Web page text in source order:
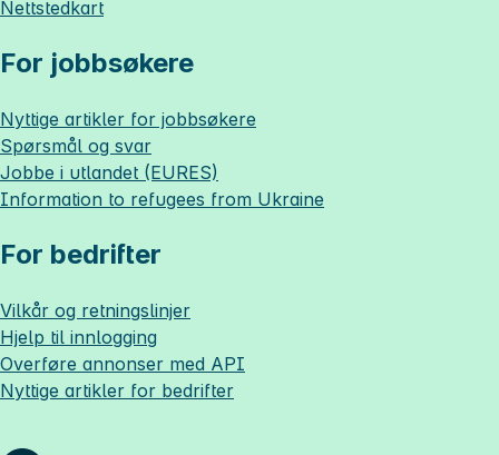
Nettstedkart
For jobbsøkere
Nyttige artikler for jobbsøkere
Spørsmål og svar
Jobbe i utlandet (EURES)
Information to refugees from Ukraine
For bedrifter
Vilkår og retningslinjer
Hjelp til innlogging
Overføre annonser med API
Nyttige artikler for bedrifter